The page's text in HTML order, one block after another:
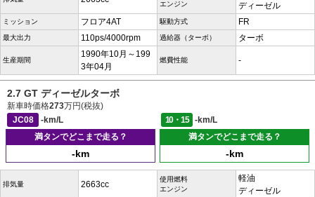
エンジン
ディーゼル
ミッション フロア4AT 駆動方式 FR
最大出力 110ps/4000rpm 過給器（ターボ） ターボ
生産期間
1990年10月～199
3年04月
燃費性能 -
2.7 GT ディーゼルターボ
新車時価格273万円(税抜)
JC08
-km/L 10・15
-km/L
満タンでどこまで走る？
-km
満タンでどこまで走る？
-km
排気量 2663cc
使用燃料
エンジン
軽油
ディーゼル